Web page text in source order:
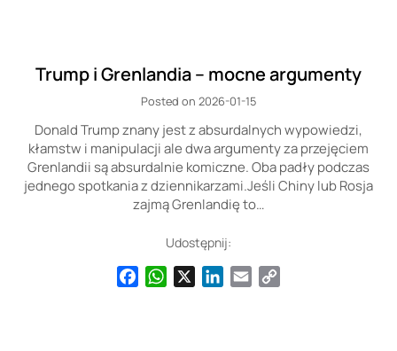
Trump i Grenlandia – mocne argumenty
Posted on 2026-01-15
Donald Trump znany jest z absurdalnych wypowiedzi,
kłamstw i manipulacji ale dwa argumenty za przejęciem
Grenlandii są absurdalnie komiczne. Oba padły podczas
jednego spotkania z dziennikarzami.Jeśli Chiny lub Rosja
zajmą Grenlandię to…
Udostępnij:
FacebookWhatsAppLinkedIn
Email